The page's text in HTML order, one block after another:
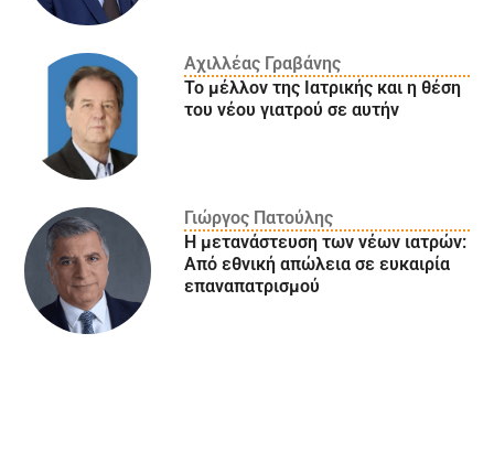
Αχιλλέας Γραβάνης
Το μέλλον της Ιατρικής και η θέση
του νέου γιατρού σε αυτήν
Γιώργος Πατούλης
Η μετανάστευση των νέων ιατρών:
Aπό εθνική απώλεια σε ευκαιρία
επαναπατρισμού